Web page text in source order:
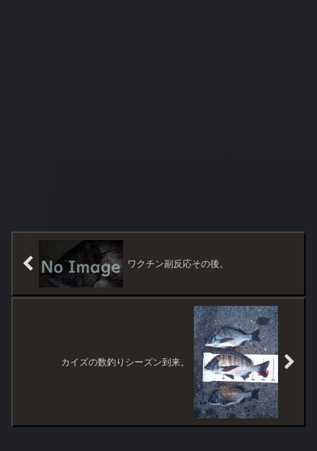
ワクチン副反応その後。
カイズの数釣りシーズン到来。